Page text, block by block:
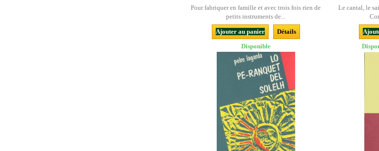
Pour fabriquer en famille et avec trois fois rien de
petits instruments de...
Ajouter au panier
Détails
Disponible
Le cantal, le